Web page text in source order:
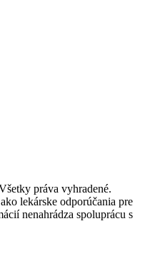
práva vyhradené.
lekárske odporúčania pre
nenahrádza spoluprácu s